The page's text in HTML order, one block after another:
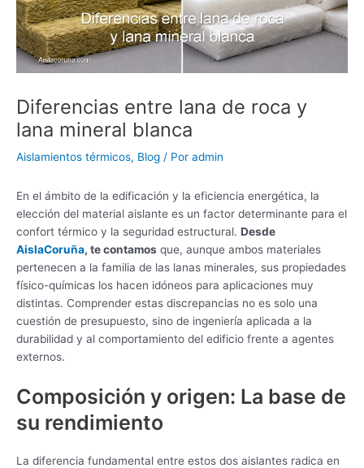
Diferencias entre lana de roca y
lana mineral blanca
Aislamientos térmicos, Blog / Por admin
En el ámbito de la edificación y la eficiencia energética, la
elección del material aislante es un factor determinante para el
confort térmico y la seguridad estructural. Desde
AislaCoruña, te contamos que, aunque ambos materiales
pertenecen a la familia de las lanas minerales, sus propiedades
físico-químicas los hacen idóneos para aplicaciones muy
distintas. Comprender estas discrepancias no es solo una
cuestión de presupuesto, sino de ingeniería aplicada a la
durabilidad y al comportamiento del edificio frente a agentes
externos.
Composición y origen: La base de
su rendimiento
La diferencia fundamental entre estos dos aislantes radica en